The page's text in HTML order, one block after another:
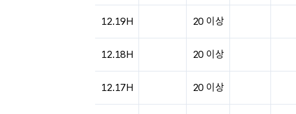
12.19H 20 이상
12.18H 20 이상
12.17H 20 이상